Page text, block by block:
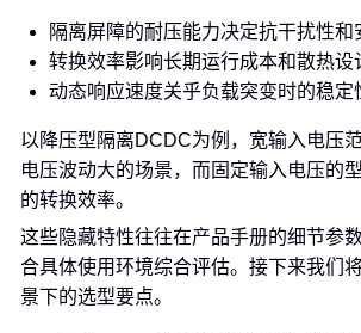
隔离屏障的耐压能力决定抗干扰性和
转换效率影响长期运行成本和散热设
动态响应速度关乎负载突变时的稳定
以降压型隔离DCDC为例，宽输入电压
电压波动大的场景，而固定输入电压的
的转换效率。
这些隐藏特性往往在产品手册的细节参
合具体使用环境综合评估。接下来我们
景下的选型要点。